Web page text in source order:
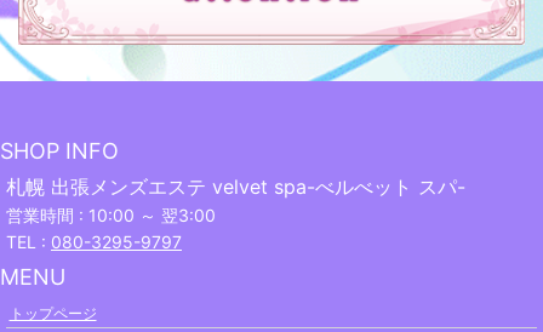
SHOP INFO
札幌 出張メンズエステ velvet spa-べルべット スパ-
営業時間 : 10:00 ～ 翌3:00
TEL : 080-3295-9797
MENU
トップページ